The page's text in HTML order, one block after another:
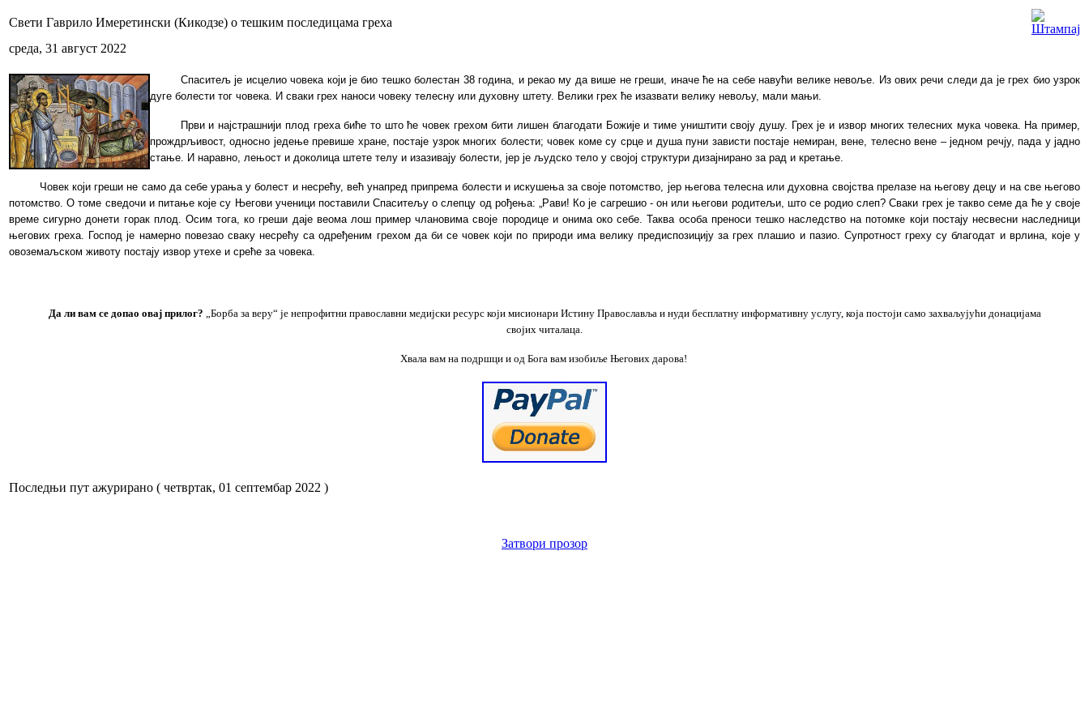
Свети Гаврило Имеретински (Кикодзе) о тешким последицама греха
среда, 31 август 2022
Спаситељ је исцелио човека који је био тешко болестан 38 година, и рекао му да више не греши, иначе ће на себе навући велике невоље. Из ових речи следи да је грех био узрок
дуге болести тог човека. И сваки грех наноси човеку телесну или духовну штету. Велики грех ће изазвати велику невољу, мали мањи.
Први и најстрашнији плод греха биће то што ће човек грехом бити лишен благодати Божије и тиме уништити своју душу. Грех је и извор многих телесних мука човека. На пример,
прождрљивост, односно једење превише хране, постаје узрок многих болести; човек коме су срце и душа пуни зависти постаје немиран, вене, телесно вене – једном речју, пада у јадно
стање. И наравно, лењост и доколица штете телу и изазивају болести, јер је људско тело у својој структури дизајнирано за рад и кретање.
Човек који греши не само да себе урања у болест и несрећу, већ унапред припрема болести и искушења за своје потомство, јер његова телесна или духовна својства прелазе на његову децу и на све његово
потомство. О томе сведочи и питање које су Његови ученици поставили Спаситељу о слепцу од рођења: „Рави! Ко је сагрешио - он или његови родитељи, што се родио слеп? Сваки грех је такво семе да ће у своје
време сигурно донети горак плод. Осим тога, ко греши даје веома лош пример члановима своје породице и онима око себе. Таква особа преноси тешко наследство на потомке који постају несвесни наследници
његових греха. Господ је намерно повезао сваку несрећу са одређеним грехом да би се човек који по природи има велику предиспозицију за грех плашио и пазио. Супротност греху сублагодат и врлина, које у
овоземаљском животу постају извор утехе и среће за човека.
Да ли вам се допао овај прилог? „Борба за веру“ је непрофитни православни медијски ресурс који мисионари Истину Православља и нуди бесплатну информативнууслугу, којапостоји само захваљујући донацијама
својих читалаца.
Хвала вам на подршци и од Бога вам изобиље Његових дарова!
Последњи пут ажурирано ( четвртак, 01 септембар 2022 )
Затвори прозор